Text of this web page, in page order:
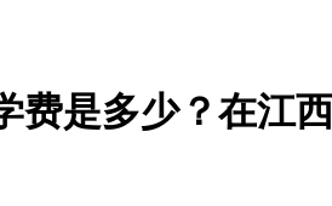
费是多少？在江